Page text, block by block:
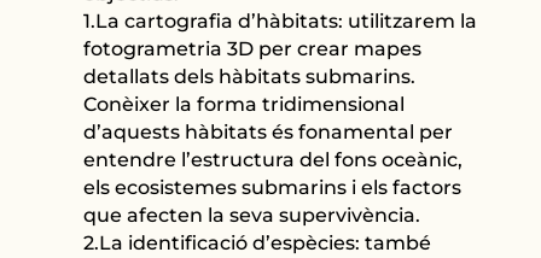
1.La cartografia d’hàbitats: utilitzarem la
fotogrametria 3D per crear mapes
detallats dels hàbitats submarins.
Conèixer la forma tridimensional
d’aquests hàbitats és fonamental per
entendre l’estructura del fons oceànic,
els ecosistemes submarins i els factors
que afecten la seva supervivència.
2.La identificació d’espècies: també